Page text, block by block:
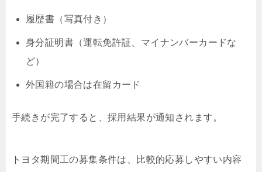
履歴書（写真付き）
身分証明書（運転免許証、マイナンバーカードな
ど）
外国籍の場合は在留カード
手続きが完了すると、採用結果が通知されます。
トヨタ期間工の募集条件は、比較的応募しやすい内容